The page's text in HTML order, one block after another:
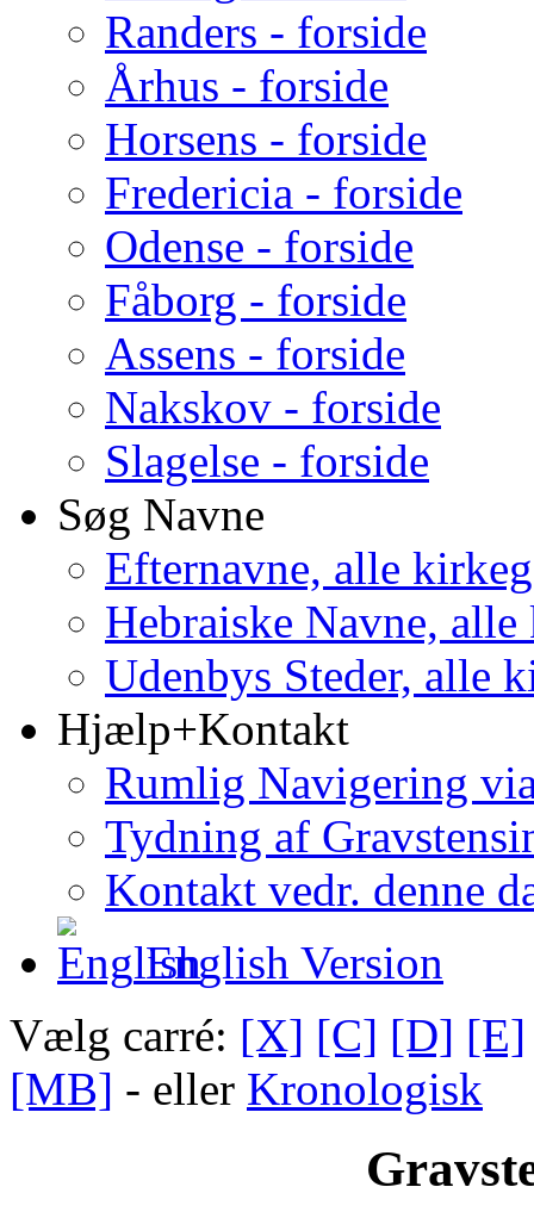
Randers - forside
Århus - forside
Horsens - forside
Fredericia - forside
Odense - forside
Fåborg - forside
Assens - forside
Nakskov - forside
Slagelse - forside
Søg Navne
Efternavne, alle
Hebraiske Navne,
Udenbys Steder, alle
Hjælp+Kontakt
Rumlig Navigering
Tydning af
Kontakt vedr. denne
English Version
Vælg carré: [X] [C] [D] [E]
[MB] - eller Kronologisk